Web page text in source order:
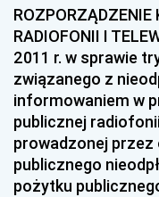
ROZPORZĄDZENIE
RADIOFONII I
2011 r. w sprawie
związanego z
informowaniem w
publicznej
prowadzonej
publicznego
pożytku